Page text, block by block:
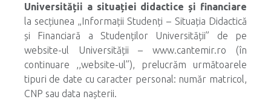
Universității a situației didactice și financiare
la secțiunea „Informații Studenți – Situația Didactică
și Financiară a Studenților Universității” de pe
website-ul Universității – www.cantemir.ro (în
continuare ,,website-ul’’), prelucrăm următoarele
tipuri de date cu caracter personal: număr matricol,
CNP sau data nașterii.